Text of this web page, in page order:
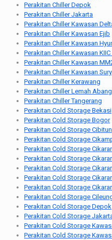
Perakitan Chiller Depok
Perakitan Chiller Jakarta
Perakitan Chiller Kawasan
Perakitan Chiller Kawasan Ejib
Perakitan Chiller Kawasan
Perakitan Chiller Kawasan
Perakitan Chiller Kawasan
Perakitan Chiller Kawasan
Perakitan Chiller Kerawang
Perakitan Chiller Lemah Abang
Perakitan Chiller Tangerang
Perakitan Cold Storage Bekasi
Perakitan Cold Storage Bogor
Perakitan Cold Storage
Perakitan Cold Storage
Perakitan Cold Storage
Perakitan Cold Storage
Perakitan Cold Storage
Perakitan Cold Storage
Perakitan Cold Storage
Perakitan Cold Storage
Perakitan Cold Storage Depok
Perakitan Cold Storage
Perakitan Cold Storage
Perakitan Cold Storage